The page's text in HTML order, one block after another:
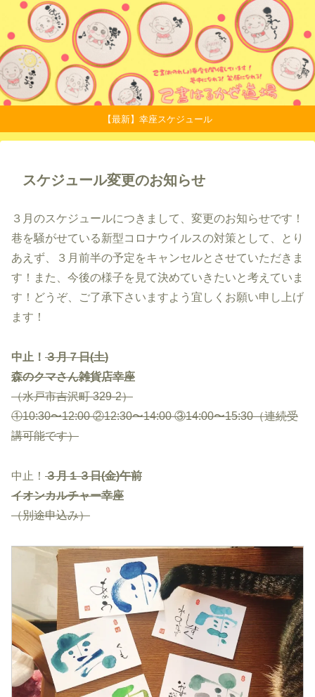
【最新】幸座スケジュール
スケジュール変更のお知らせ
３月のスケジュールにつきまして、変更のお知らせです！
巷を騒がせている新型コロナウイルスの対策として、とり
あえず、３月前半の予定をキャンセルとさせていただきま
す！また、今後の様子を見て決めていきたいと考えていま
す！どうぞ、ご了承下さいますよう宜しくお願い申し上げ
ます！
中止！ ３月７日(土)
森のクマさん雑貨店幸座
（水戸市吉沢町329-2）
①10:30〜12:00②12:30〜14:00③14:00〜15:30（連続受
講可能です）
中止！ ３月１３日(金)午前
イオンカルチャー幸座
（別途申込み）